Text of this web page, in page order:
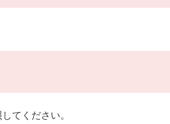
てください。